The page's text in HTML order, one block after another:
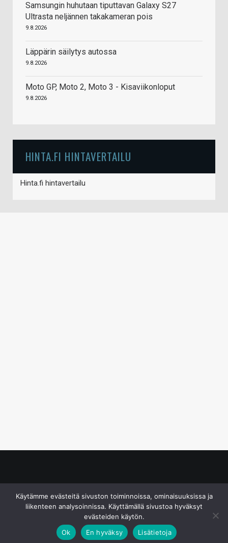
Samsungin huhutaan tiputtavan Galaxy S27
Ultrasta neljännen takakameran pois
9.8.2026
Läppärin säilytys autossa
9.8.2026
Moto GP, Moto 2, Moto 3 - Kisaviikonloput
9.8.2026
HINTA.FI HINTAVERTAILU
Hinta.fi hintavertailu
Käytämme evästeitä sivuston toiminnoissa, ominaisuuksissa ja
liikenteen analysoinnissa. Käyttämällä sivustoa hyväksyt
evästeiden käytön.
Ok
En hyväksy Lisätietoja